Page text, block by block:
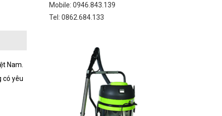
Nam.
có yêu
Mobile: 0946.843.139
Tel: 0862.684.133